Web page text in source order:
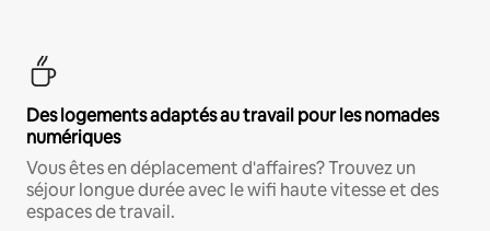
Des logements adaptés au travail pour les nomades
numériques
Vous êtes en déplacement d'affaires? Trouvez un
séjour longue durée avec le wifi haute vitesse et des
espaces de travail.